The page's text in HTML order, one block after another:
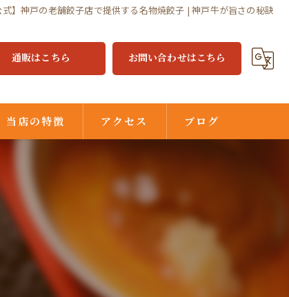
式】神戸の老舗餃子店で提供する名物焼餃子 | 神戸牛が旨さの秘訣
通販はこちら お問い合わせはこちら
当店の特徴
水餃子
ジャジャ麺
味噌だれ
アクセス ブログ